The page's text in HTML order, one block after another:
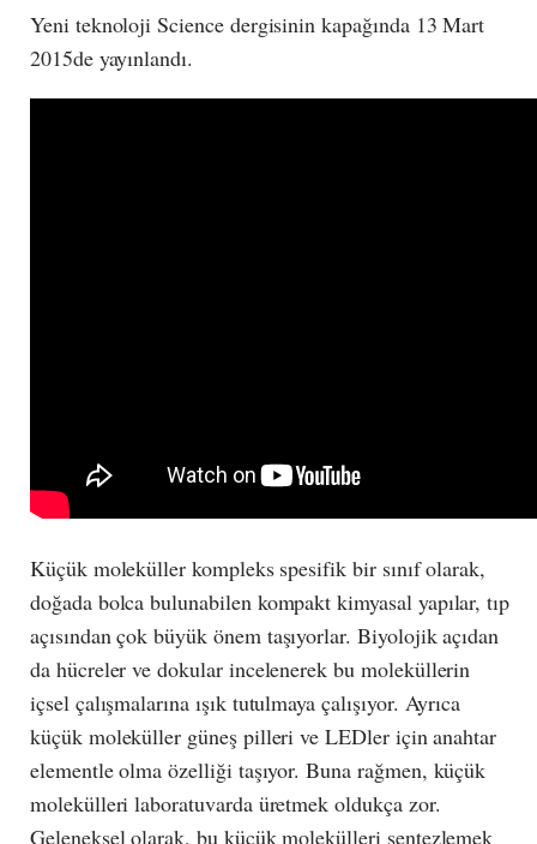
Yeni teknoloji Science dergisinin kapağında 13 Mart
2015de yayınlandı.
Küçük moleküller kompleks spesifik bir sınıf olarak,
doğada bolca bulunabilen kompakt kimyasal yapılar, tıp
açısından çok büyük önem taşıyorlar. Biyolojik açıdan
da hücreler ve dokular incelenerek bu moleküllerin
içsel çalışmalarına ışık tutulmaya çalışıyor. Ayrıca
küçük moleküller güneş pilleri ve LEDler için anahtar
elementle olma özelliği taşıyor. Buna rağmen, küçük
molekülleri laboratuvarda üretmek oldukça zor.
Geleneksel olarak, bu küçük molekülleri sentezlemek